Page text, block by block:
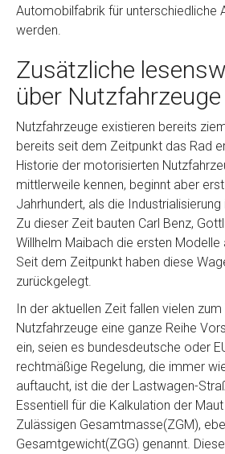
Automobilfabrik für unterschiedliche
werden.
Zusätzliche
über Nutzfahrzeuge
Nutzfahrzeuge existieren bereits
bereits seit dem Zeitpunkt das Rad
Historie der motorisierten
mittlerweile kennen, beginnt aber
Jahrhundert, als die
Zu dieser Zeit bauten Carl Benz,
Willhelm Maibach die ersten Modelle
Seit dem Zeitpunkt haben diese
zurückgelegt.
In der aktuellen Zeit fallen vielen
Nutzfahrzeuge eine ganze Reihe
ein, seien es bundesdeutsche oder
rechtmäßige Regelung, die immer
auftaucht, ist die der Lastwagen-
Essentiell für die Kalkulation der
Zulässigen Gesamtmasse(ZGM),
Gesamtgewicht(ZGG) genannt.